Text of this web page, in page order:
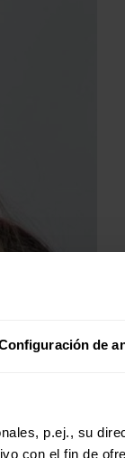
de
p.ej., su
con el fin de